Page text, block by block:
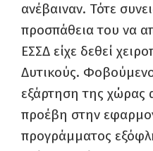
ανέβαιναν. Τότε
προσπάθεια του να
ΕΣΣΔ είχε δεθεί
Δυτικούς.
εξάρτηση της χώρας
προέβη στην
προγράμματος